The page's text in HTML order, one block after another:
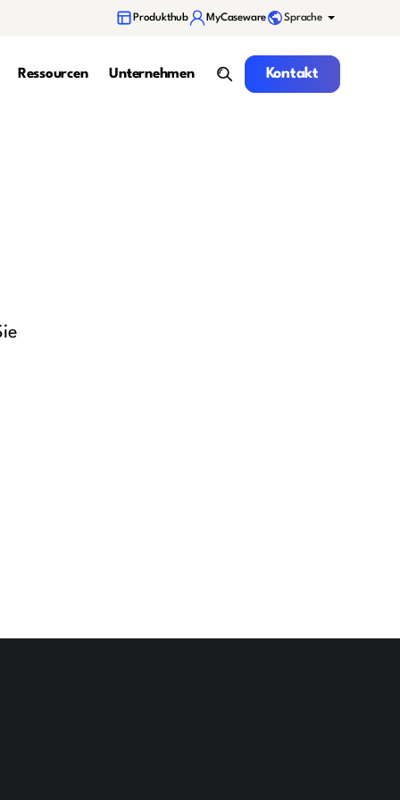
Produkthub MyCaseware Sprache
Ressourcen Unternehmen
Suche
Kontakt
Kontakt